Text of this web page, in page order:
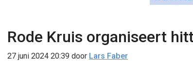
Rode Kruis organiseert
27 juni 2024 20:39 door Lars Faber